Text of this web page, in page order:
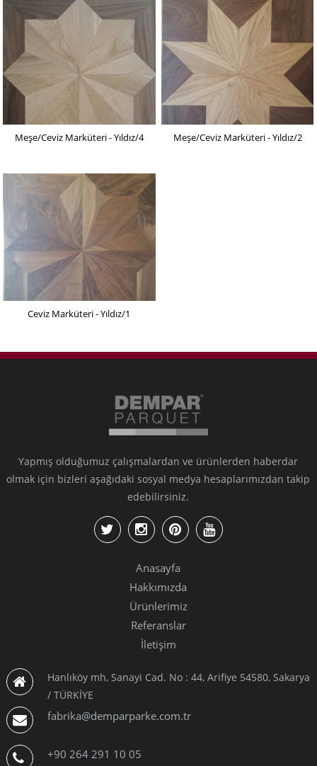
Meşe/Ceviz Marküteri - Yıldız/4 Meşe/Ceviz Marküteri - Yıldız/2
Ceviz Marküteri - Yıldız/1
Yapmış olduğumuz çalışmalardan ve ürünlerden haberdar
olmak için bizleri aşağıdaki sosyal medya hesaplarımızdan takip
edebilirsiniz.
Anasayfa
Hakkımızda
Ürünlerimiz
Referanslar
İletişim
Hanlıköy mh, Sanayi Cad. No : 44, Arifiye 54580, Sakarya
/ TÜRKİYE
fabrika@demparparke.com.tr
+90 264 291 10 05